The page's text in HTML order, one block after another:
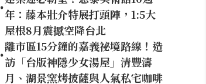
年：藤本壯介特展打頭陣，1:5大
屋根8月震撼空降台北
.離市區15分鐘的嘉義祕境路線！造
訪「台版神隱少女湯屋」清豐濤
月、湖景窯烤披薩與人氣私宅咖啡